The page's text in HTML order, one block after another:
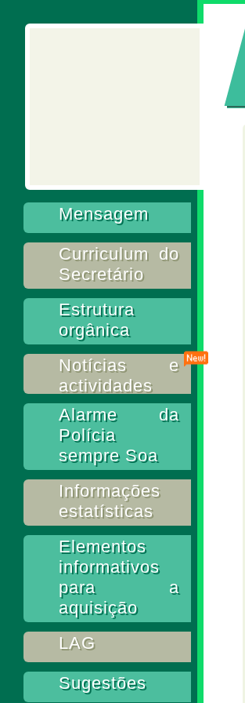
Mensagem
Curriculum do
Secretário
Estrutura
orgânica
Notícias e
actividades
Alarme da
Polícia
sempre Soa
Informações
estatísticas
Elementos
informativos
para a
aquisição
LAG
Sugestões